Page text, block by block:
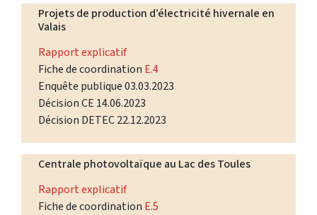
Projets de production d’électricité hivernale en
Valais
Rapport explicatif
Fiche de coordination E.4
Enquête publique 03.03.2023
Décision CE 14.06.2023
Décision DETEC 22.12.2023
Centrale photovoltaïque au Lac des Toules
Rapport explicatif
Fiche de coordination E.5